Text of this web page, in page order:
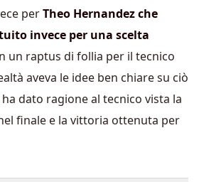
perTheo Hernandez che
invece per una scelta
un raptus di follia per il tecnico
aveva le idee ben chiare su ciò
dato ragione al tecnico vista la
finale e la vittoria ottenuta per